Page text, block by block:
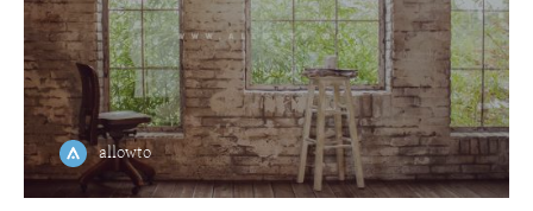
allowto